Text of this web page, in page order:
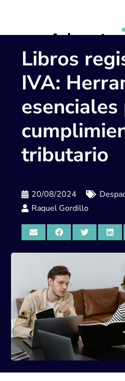
Libros
IVA:
tributario
20/08/2024
Raquel Gordillo